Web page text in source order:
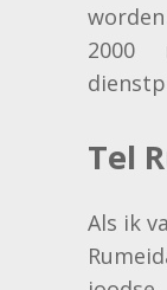
2000
Tel
Als ik